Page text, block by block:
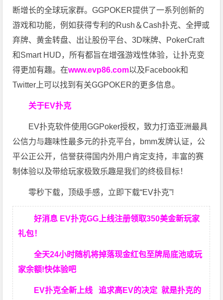
断增长的全球玩家群。GGPOKER提供了一系列创新的
游戏和功能，例如获得专利的Rush＆Cash扑克、全押或
弃牌、黄金转盘、出让股份平台、3D咪牌、PokerCraft
和Smart HUD，所有都旨在增强游戏性体验，让扑克变
得更加有趣。在www.evp86.com以及Facebook和
Twitter上可以找到有关GGPOKER的更多信息。
关于EV扑克
EV扑克软件使用GGPoker授权，致力打造亚洲最具
公信力与趣味性最多元的扑克平台，bmm发牌认证，公
平公正公开，信誉获得国内外用户肯定支持，丰富的赛
制体验以及带给玩家极致乐趣是我们的终极目标！
零秒下载，顶级手感，立即下载“EV扑克”!
好消息 EV扑克GG上线注册领取350美金新玩家
礼包！
全天24小时随机将掉落现金红包至牌局底池或玩
家余额!快体验吧
EV扑克全新上线 追求高EV的决定就是扑克的